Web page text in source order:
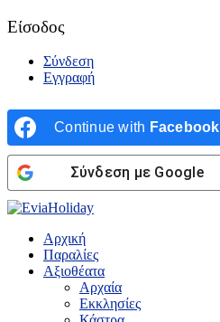
Είσοδος
Σύνδεση
Εγγραφή
Continue with Facebook
Σύνδεση με Google
Αρχική
Παραλίες
Αξιοθέατα
Αρχαία
Εκκλησίες